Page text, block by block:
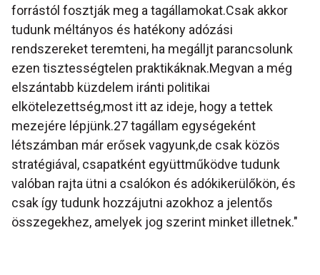
forrástól fosztják meg a tagállamokat.Csak akkor
tudunk méltányos és hatékony adózási
rendszereket teremteni, ha megálljt parancsolunk
ezen tisztességtelen praktikáknak.Megvan a még
elszántabb küzdelem iránti politikai
elkötelezettség,most itt az ideje, hogy a tettek
mezejére lépjünk.27 tagállam egységeként
létszámban már erősek vagyunk,de csak közös
stratégiával, csapatként együttműködve tudunk
valóban rajta ütni a csalókon és adókikerülőkön, és
csak így tudunk hozzájutni azokhoz a jelentős
összegekhez, amelyek jog szerint minket illetnek."